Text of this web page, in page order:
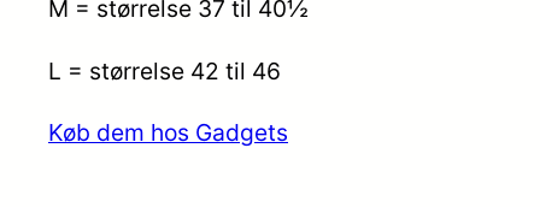
M = størrelse 37 til 40½
L = størrelse 42 til 46
Køb dem hos Gadgets